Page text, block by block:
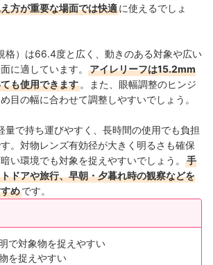
方が重要な場面では快適に使えるでしょ
格）は66.4度と広く、動きのある対象や広い
に適しています。
アイレリーフは15.2mm
も使用できます 。また、眼幅調整のヒンジ
目の幅に合わせて調整しやすいでしょう。
で持ち運びやすく、長時間の使用でも負担
。対物レンズ有効径が大きく明るさも確保
い環境でも対象を捉えやすいでしょう。
手
ドアや旅行、早朝・夕暮れ時の観察などを
めです。
で対象物を捉えやすい
を捉えやすい